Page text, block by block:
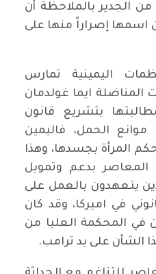
الجدير بالملاحظة أن
إصراراً منها على
اليمينية تمارس
ايما غولدمان
بتشريع قانون
الحمل، فاليمين
المرأة بجسدها، وهذا
بدعم وتمويل
يتعهدون بالعمل على
في اميركا، وقد كان
في المحكمة العليا من
الشأن على يد ترامب.